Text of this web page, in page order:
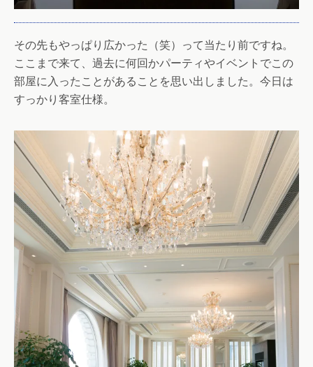
その先もやっぱり広かった（笑）って当たり前ですね。
ここまで来て、過去に何回かパーティやイベントでこの
部屋に入ったことがあることを思い出しました。今日は
すっかり客室仕様。